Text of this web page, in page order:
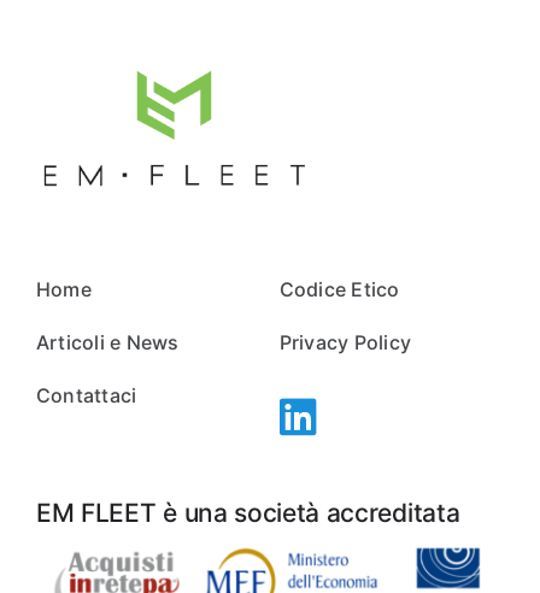
Home
Articoli e News
Contattaci
Codice Etico
Privacy Policy
EM FLEET è una società accreditata